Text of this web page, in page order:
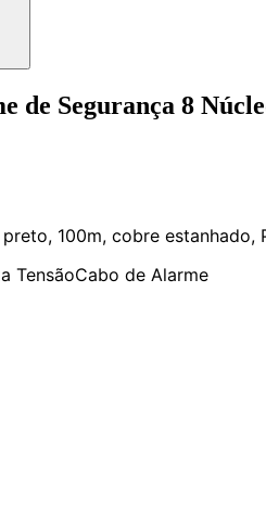
de Segurança 8
100m, cobre
TensãoCabo de Alarme